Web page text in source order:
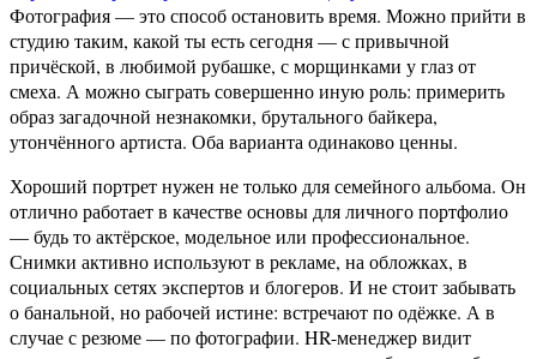
Фотография — это способ остановить время. Можно прийти в
студию таким, какой ты есть сегодня — с привычной
причёской, в любимой рубашке, с морщинками у глаз от
смеха. А можно сыграть совершенно иную роль: примерить
образ загадочной незнакомки, брутального байкера,
утончённого артиста. Оба варианта одинаково ценны.
Хороший портрет нужен не только для семейного альбома. Он
отлично работает в качестве основы для личного портфолио
— будь то актёрское, модельное или профессиональное.
Снимки активно используют в рекламе, на обложках, в
социальных сетях экспертов и блогеров. И не стоит забывать
о банальной, но рабочей истине: встречают по одёжке. А в
случае с резюме — по фотографии. HR-менеджер видит